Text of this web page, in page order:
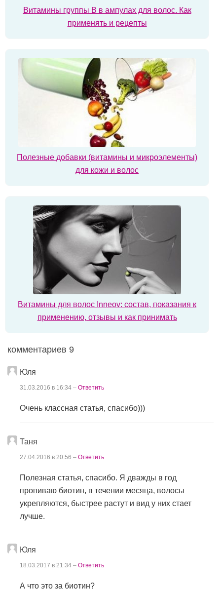
Витамины группы В в ампулах для волос. Как
применять и рецепты
Полезные добавки (витамины и микроэлементы)
для кожи и волос
Витамины для волос Inneov: состав, показания к
применению, отзывы и как принимать
комментариев 9
Юля
31.03.2016 в 16:34 – Ответить
Очень классная статья, спасибо)))
Таня
27.04.2016 в 20:56 – Ответить
Полезная статья, спасибо. Я дважды в год
пропиваю биотин, в течении месяца, волосы
укрепляются, быстрее растут и вид у них стает
лучше.
Юля
18.03.2017 в 21:34 – Ответить
А что это за биотин?